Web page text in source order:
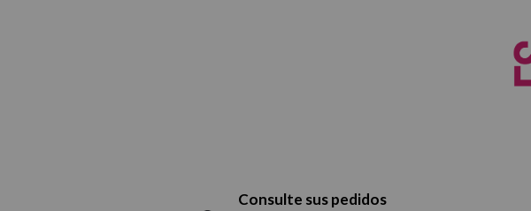
Consulte sus pedidos